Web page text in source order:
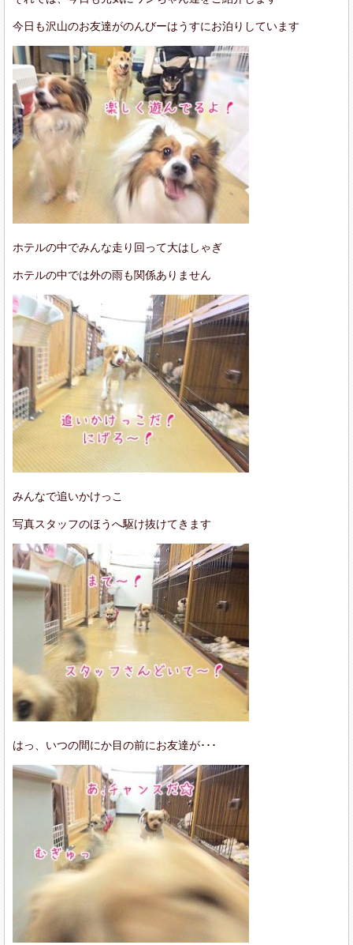
今日も沢山のお友達がのんびーはうすにお泊りしています
ホテルの中でみんな走り回って大はしゃぎ
ホテルの中では外の雨も関係ありません
みんなで追いかけっこ
写真スタッフのほうへ駆け抜けてきます
はっ、いつの間にか目の前にお友達が･･･